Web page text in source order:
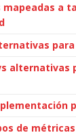
a
alternativas
de